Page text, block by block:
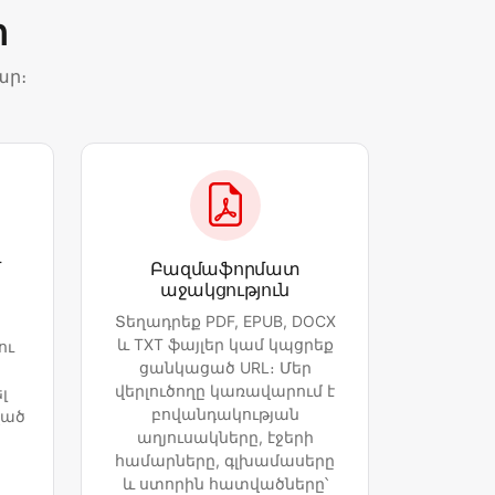
Բազմաֆորմատ
աջակցություն
Տեղադրեք PDF, EPUB, DOCX
և TXT ֆայլեր կամ կպցրեք
ցանկացած URL։ Մեր
վերլուծողը կառավարում է
բովանդակության
աղյուսակները, էջերի
համարները, գլխամասերը
և ստորին հատվածները՝